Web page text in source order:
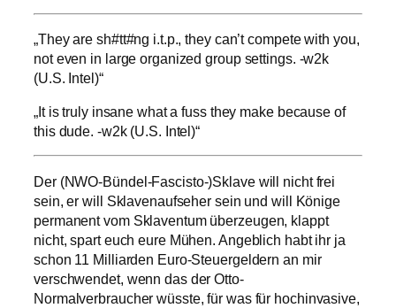
„They are sh#tt#ng i.t.p., they can’t compete with you,
not even in large organized group settings. -w2k
(U.S. Intel)“
„It is truly insane what a fuss they make because of
this dude. -w2k (U.S. Intel)“
Der (NWO-Bündel-Fascisto-)Sklave will nicht frei
sein, er will Sklavenaufseher sein und will Könige
permanent vom Sklaventum überzeugen, klappt
nicht, spart euch eure Mühen. Angeblich habt ihr ja
schon 11 Milliarden Euro-Steuergeldern an mir
verschwendet, wenn das der Otto-
Normalverbraucher wüsste, für was für hochinvasive,